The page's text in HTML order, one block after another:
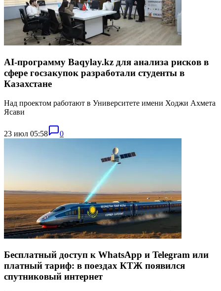
AI-программу Baqylay.kz для анализа рисков в
сфере госзакупок разработали студенты в
Казахстане
Над проектом работают в Университете имени Ходжи Ахмета
Ясави
23 июл 05:58 0
Бесплатный доступ к WhatsApp и Telegram или
платный тариф: в поездах КТЖ появился
спутниковый интернет